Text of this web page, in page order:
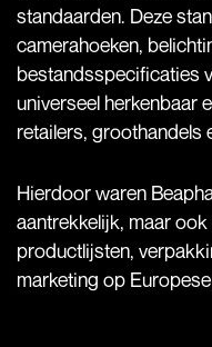
standaarden. Deze
camerahoeken,
bestandsspecificaties
universeel herkenbaar
retailers, groothandels
Hierdoor waren
aantrekkelijk, maar
productlijsten,
marketing op